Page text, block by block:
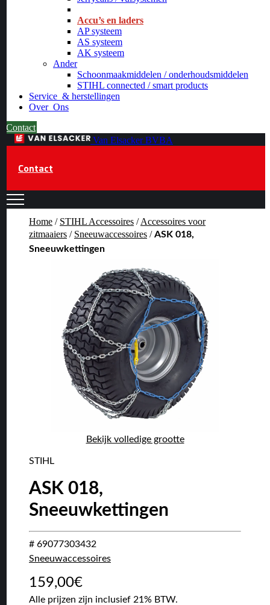
Accu’s en laders
AP systeem
AS systeem
AK systeem
Ander
Schoonmaakmiddelen / onderhoudsmiddelen
STIHL connected / smart products
Service & herstellingen
Over Ons
Contact
Van Elsacker BVBA
Contact
Home / STIHL Accessoires /Accessoires voor
zitmaaiers / Sneeuwaccessoires /ASK 018,
Sneeuwkettingen
Bekijk volledige grootte
STIHL
ASK 018,
Sneeuwkettingen
# 69077303432
Sneeuwaccessoires
159,00€
Alle prijzen zijn inclusief 21% BTW.